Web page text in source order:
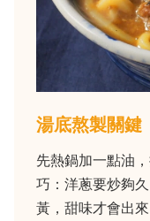
湯底熬製關鍵
先熱鍋加一點油
巧：洋蔥要炒夠
黃，甜味才會出